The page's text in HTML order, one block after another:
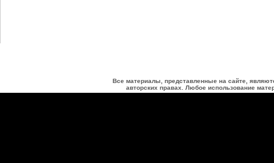
Все материалы, представленные на сайте,
авторских правах. Любое использование